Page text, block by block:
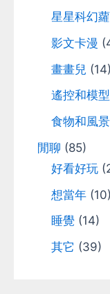
星星科幻
影文卡漫
畫畫兒 (14)
遙控和模型
食物和風景
閒聊 (85)
好看好玩
想當年 (10)
睡覺 (14)
其它 (39)